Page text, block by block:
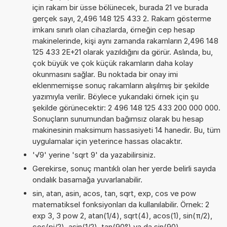
için rakam bir üsse bölünecek, burada 21 ve burada
gerçek sayı, 2,496 148 125 433 2. Rakam gösterme
imkanı sınırlı olan cihazlarda, örneğin cep hesap
makinelerinde, kişi aynı zamanda rakamların 2,496 148
125 433 2E+21 olarak yazıldığını da görür. Aslında, bu,
çok büyük ve çok küçük rakamların daha kolay
okunmasını sağlar. Bu noktada bir onay imi
eklenmemişse sonuç rakamların alışılmış bir şekilde
yazımıyla verilir. Böylece yukarıdaki örnek için şu
şekilde görünecektir: 2 496 148 125 433 200 000 000.
Sonuçların sunumundan bağımsız olarak bu hesap
makinesinin maksimum hassasiyeti 14 hanedir. Bu, tüm
uygulamalar için yeterince hassas olacaktır.
'√9' yerine 'sqrt 9' da yazabilirsiniz.
Gerekirse, sonuç mantıklı olan her yerde belirli sayıda
ondalık basamağa yuvarlanabilir.
sin, atan, asin, acos, tan, sqrt, exp, cos ve pow
matematiksel fonksiyonları da kullanılabilir. Örnek: 2
exp 3, 3 pow 2, atan(1/4), sqrt(4), acos(1), sin(π/2),